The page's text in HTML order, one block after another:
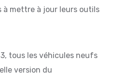
à mettre à jour leurs outils
tous les véhicules neufs
version du